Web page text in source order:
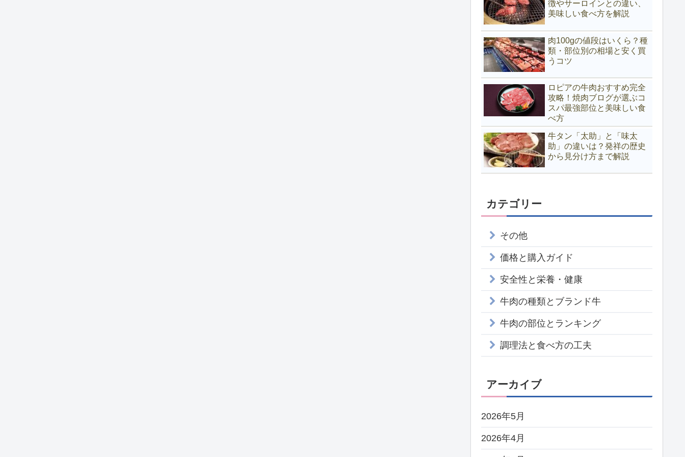
徴やサーロインとの違い、
美味しい食べ方を解説
肉100gの値段はいくら？種
類・部位別の相場と安く買
うコツ
ロピアの牛肉おすすめ完全
攻略！焼肉ブログが選ぶコ
スパ最強部位と美味しい食
べ方
牛タン「太助」と「味太
助」の違いは？発祥の歴史
から見分け方まで解説
カテゴリー
その他
価格と購入ガイド
安全性と栄養・健康
牛肉の種類とブランド牛
牛肉の部位とランキング
調理法と食べ方の工夫
アーカイブ
2026年5月
2026年4月